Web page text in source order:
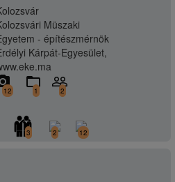
Müszaki
- építészmérnök
Kárpát-Egyesület,
12
folder_open
1
people_outline
2
3 2 12